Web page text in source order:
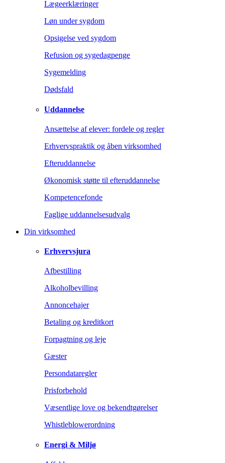
Lægeerklæringer
Løn under sygdom
Opsigelse ved sygdom
Refusion og sygedagpenge
Sygemelding
Dødsfald
Uddannelse
Ansættelse af elever: fordele og regler
Erhvervspraktik og åben virksomhed
Efteruddannelse
Økonomisk støtte til efteruddannelse
Kompetencefonde
Faglige uddannelsesudvalg
Din virksomhed
Erhvervsjura
Afbestilling
Alkoholbevilling
Annoncehajer
Betaling og kreditkort
Forpagtning og leje
Gæster
Persondataregler
Prisforbehold
Væsentlige love og bekendtgørelser
Whistleblowerordning
Energi & Miljø